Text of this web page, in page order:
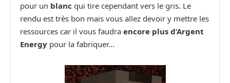
pour un blanc qui tire cependant vers le gris. Le
rendu est très bon mais vous allez devoir y mettre les
ressources car il vous faudra encore plus d’Argent
Energy pour la fabriquer…